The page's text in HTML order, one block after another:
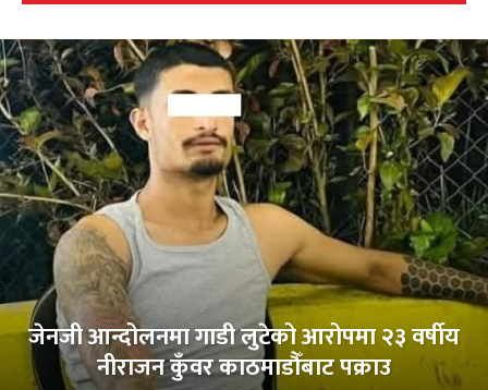
जेनजी आन्दोलनमा गाडी लुटेको आरोपमा २३ वर्षीय
नीराजन कुँवर काठमाडौँबाट पक्राउ